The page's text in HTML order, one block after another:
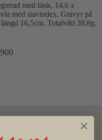
med länk, 14,6 x
med stavindex. Gravyr på
16,5cm. Totalvikt 38,8g.